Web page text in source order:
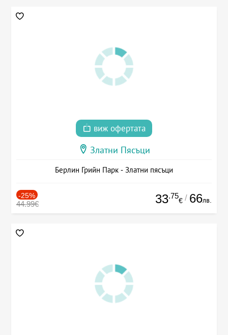
виж офертата
Златни Пясъци
Берлин Грийн Парк - Златни пясъци
-25%
44.99€ 33.75
€ / 66лв.